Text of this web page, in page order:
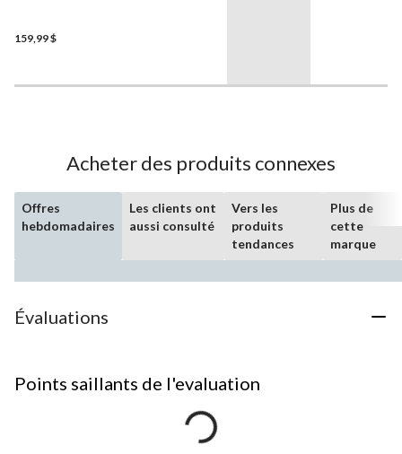
159,99 $
Acheter des produits connexes
Offres
hebdomadaires
Les clients ont
aussi consulté
Vers les
produits
tendances
Plus de
cette
marque
Évaluations
Points saillants de l'evaluation